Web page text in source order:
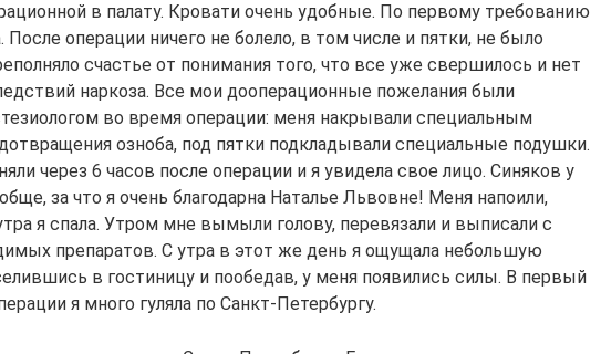
в палату. Кровати очень удобные. По первому требованию
После операции ничего не болело, в том числе и пятки, не было
счастье от понимания того, что все уже свершилось и нет
наркоза. Все мои дооперационные пожелания были
во время операции: меня накрывали специальным
озноба, под пятки подкладывали специальные подушки.
через 6 часов после операции и я увидела свое лицо. Синяков у
за что я очень благодарна Наталье Львовне! Меня напоили,
я спала. Утром мне вымыли голову, перевязали и выписали с
препаратов. С утра в этот же день я ощущала небольшую
в гостиницу и пообедав, у меня появились силы. В первый
я много гуляла по Санкт-Петербургу.